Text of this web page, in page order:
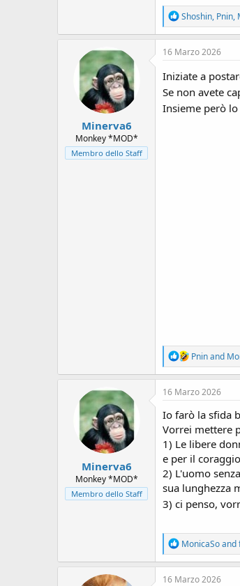
R
e
a
c
i
o
n
s
:
Shoshin, Pnin,
Minerva6
Monkey *MOD*
Membro dello Staff
16 Marzo 2026
Iniziate a
Se non avete
Insieme però
R
e
a
c
i
o
n
s
:
Pninand
Minerva6
Monkey *MOD*
Membro dello Staff
16 Marzo 2026
Io farò la sfida
Vorrei mettere
1) Le libere
e per il coraggio
2) L'uomo
sua lunghezza
3) ci penso,
R
e
a
c
MonicaSoand
16 Marzo 2026